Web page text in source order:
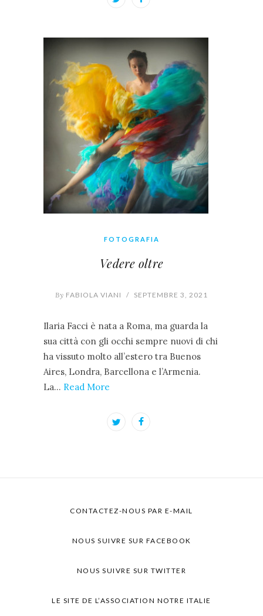
FOTOGRAFIA
Vedere oltre
By FABIOLA VIANI / SEPTEMBRE 3, 2021
Ilaria Facci è nata a Roma, ma guarda la
sua città con gli occhi sempre nuovi di chi
ha vissuto molto all’estero tra Buenos
Aires, Londra, Barcellona e l’Armenia.
La… Read More
CONTACTEZ-NOUS PAR E-MAIL
NOUS SUIVRE SUR FACEBOOK
NOUS SUIVRE SUR TWITTER
LE SITE DE L’ASSOCIATION NOTRE ITALIE